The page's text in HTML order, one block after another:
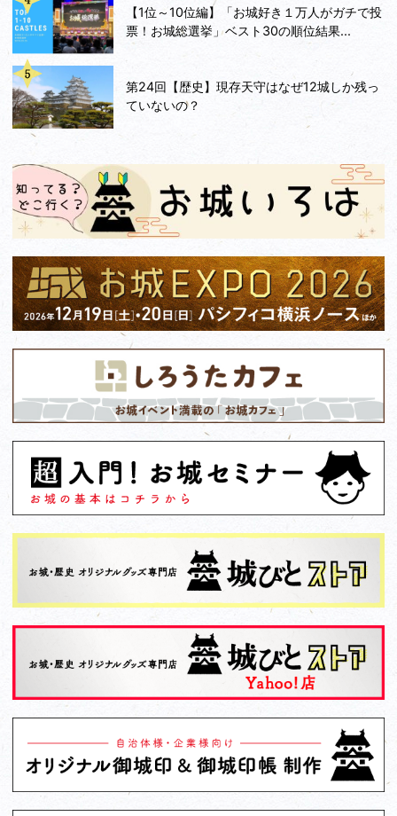
【1位～10位編】「お城好き１万人がガチで投
票！お城総選挙」ベスト30の順位結果...
第24回【歴史】現存天守はなぜ12城しか残っ
ていないの？